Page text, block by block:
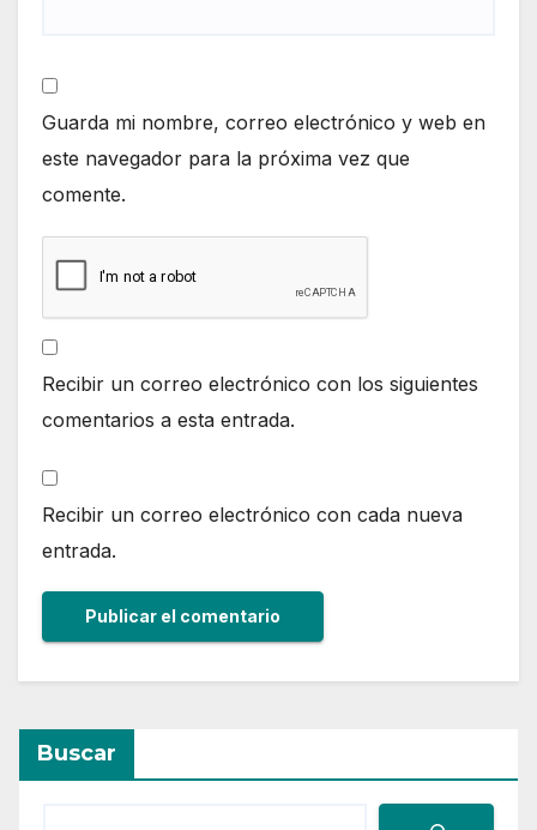
Guarda mi nombre, correo electrónico y web en
este navegador para la próxima vez que
comente.
Recibir un correo electrónico con los siguientes
comentarios a esta entrada.
Recibir un correo electrónico con cada nueva
entrada.
Buscar